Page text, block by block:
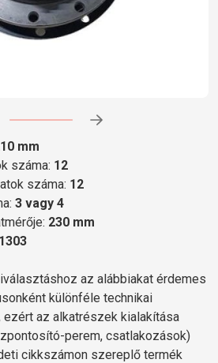
mm
száma: 12
száma: 12
3 vagy 4
230 mm
az alábbiakat érdemes
különféle technikai
az alkatrészek kialakítása
perem, csatlakozások)
cikkszámon szereplő termék